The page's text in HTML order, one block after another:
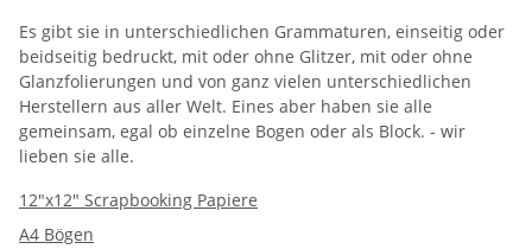
Es gibt sie in unterschiedlichen Grammaturen, einseitig oder
beidseitig bedruckt, mit oder ohne Glitzer, mit oder ohne
Glanzfolierungen und von ganz vielen unterschiedlichen
Herstellern aus aller Welt. Eines aber haben sie alle
gemeinsam, egal ob einzelne Bogen oder als Block. - wir
lieben sie alle.
12"x12" Scrapbooking Papiere
A4 Bögen